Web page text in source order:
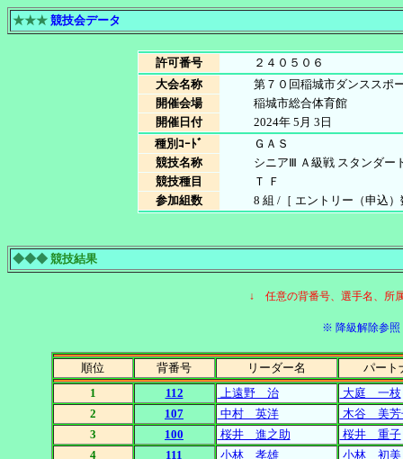
★★★ 競技会データ
許可番号
２４０５０６
大会名称
第７０回稲城市ダンススポ
開催会場
稲城市総合体育館
開催日付
2024年 5月 3日
種別ｺｰﾄﾞ
ＧＡＳ
競技名称
シニアⅢ Ａ級戦 スタンダー
競技種目
Ｔ Ｆ
参加組数
8 組 /［ エントリー（申込
◆◆◆ 競技結果
↓ 任意の背番号、選手名、所
※ 降級解除参照
順位 背番号 リーダー名
パート
1
112 上遠野 治
大庭 一枝
2
107 中村 英洋
木谷 美芳
3
100 桜井 進之助
桜井 重子
4
111 小林 孝雄
小林 初美